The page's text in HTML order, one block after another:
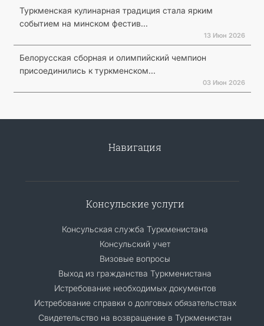
Туркменская кулинарная традиция стала ярким
событием на минском фестив...
13 Июн 2026
Белорусская сборная и олимпийский чемпион
присоединились к туркменском...
03 Июн 2026
Навигация
Консульские услуги
Консульская служба Туркменистана
Консульский учет
Визовые вопросы
Выход из гражданства Туркменистана
Истребование необходимых документов
Истребование справки о долговых обязательствах
Свидетельство на возвращение в Туркменистан